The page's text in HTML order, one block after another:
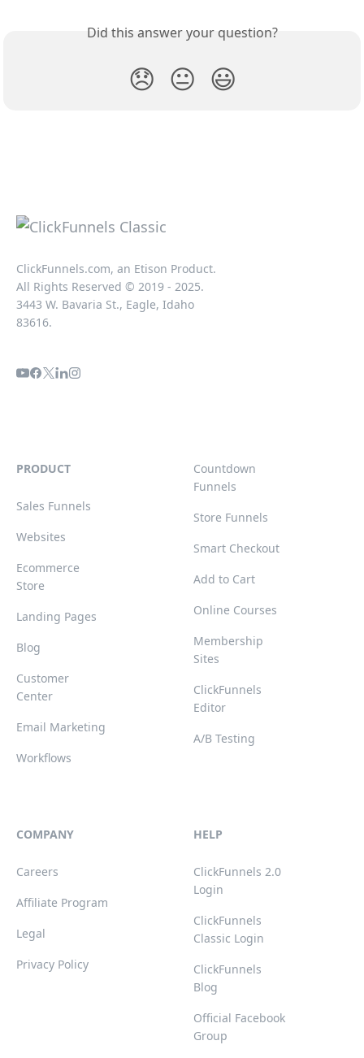
Did this answer your question?
😞 😐 😃
ClickFunnels.com, an Etison Product.
All Rights Reserved © 2019 - 2025.
3443 W. Bavaria St., Eagle, Idaho
83616.
PRODUCT
Sales Funnels
Websites
Ecommerce
Store
Landing Pages
Blog
Customer
Center
Email Marketing
Workflows
Countdown
Funnels
Store Funnels
Smart Checkout
Add to Cart
Online Courses
Membership
Sites
ClickFunnels
Editor
A/B Testing
COMPANY
Careers
Affiliate Program
Legal
Privacy Policy
HELP
ClickFunnels 2.0
Login
ClickFunnels
Classic Login
ClickFunnels
Blog
Official Facebook
Group